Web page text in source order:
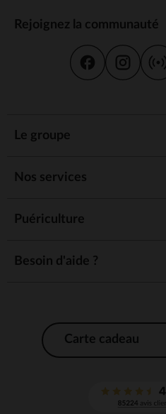
Rejoignez la communauté
Le groupe
Nos services
Puériculture
Besoin d'aide ?
Carte cadeau